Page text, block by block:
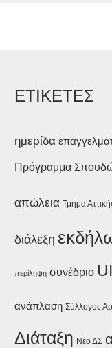
ΕΤΙΚΕΤΕΣ
ημερίδα
Πρόγραμμα
απώλεια Τμήμα
διάλεξη
περίληψη συνέδριο
ανάπλαση Σύλλογος
Διάταξη Νέο ΔΣ